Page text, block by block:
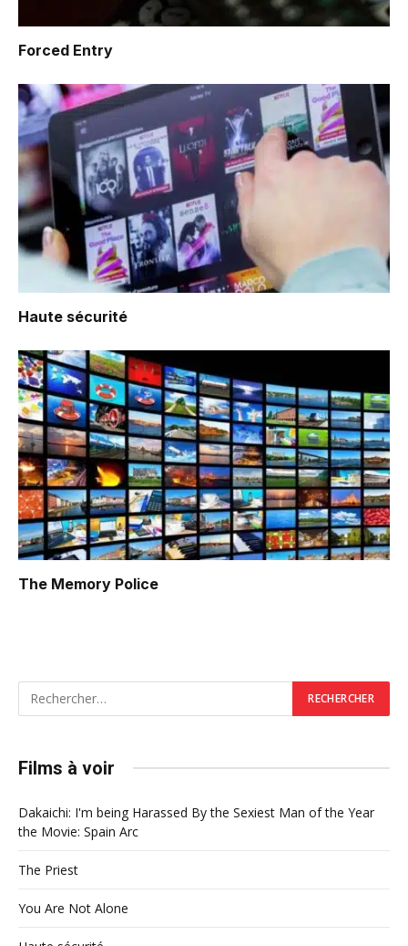
Forced Entry
Haute sécurité
The Memory Police
Films à voir
Dakaichi: I'm being Harassed By the Sexiest Man of the Year
the Movie: Spain Arc
The Priest
You Are Not Alone